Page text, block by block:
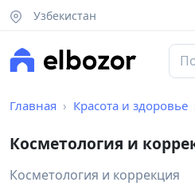
Узбекистан
Главная Красота и здоровье
Косметология и
Косметология и коррекция